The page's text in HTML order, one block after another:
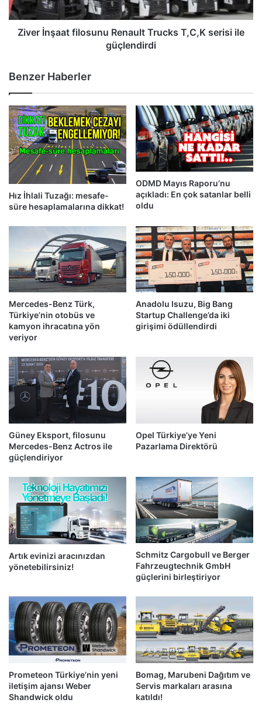
ile
güçlendirdi
Ziver İnşaat filosunu Renault Trucks T,C,K serisi ile
güçlendirdi
Benzer Haberler
Hız İhlali Tuzağı: mesafe-
süre hesaplamalarına dikkat!
ODMD Mayıs Raporu’nu
açıkladı: En çok satanlar belli
oldu
Mercedes-Benz Türk,
Türkiye’nin otobüs ve
kamyon ihracatına yön
veriyor
Anadolu Isuzu, Big Bang
Startup Challenge’da iki
girişimi ödüllendirdi
Güney Eksport, filosunu
Mercedes-Benz Actros ile
güçlendiriyor
Opel Türkiye’ye Yeni
Pazarlama Direktörü
Artık evinizi aracınızdan
yönetebilirsiniz!
Schmitz Cargobull ve Berger
Fahrzeugtechnik GmbH
güçlerini birleştiriyor
Prometeon Türkiye’nin yeni
iletişim ajansı Weber
Shandwick oldu
Bomag, Marubeni Dağıtım ve
Servis markaları arasına
katıldı!